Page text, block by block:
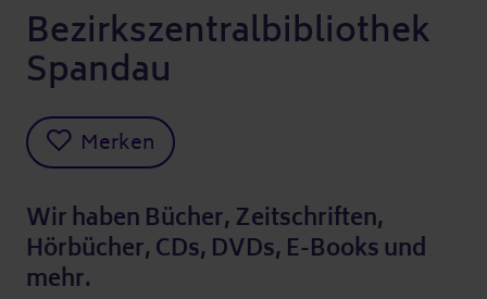
Bezirkszentralbibliothek
Spandau
Merken
Wir haben Bücher, Zeitschriften,
Hörbücher, CDs, DVDs, E-Books und
mehr.